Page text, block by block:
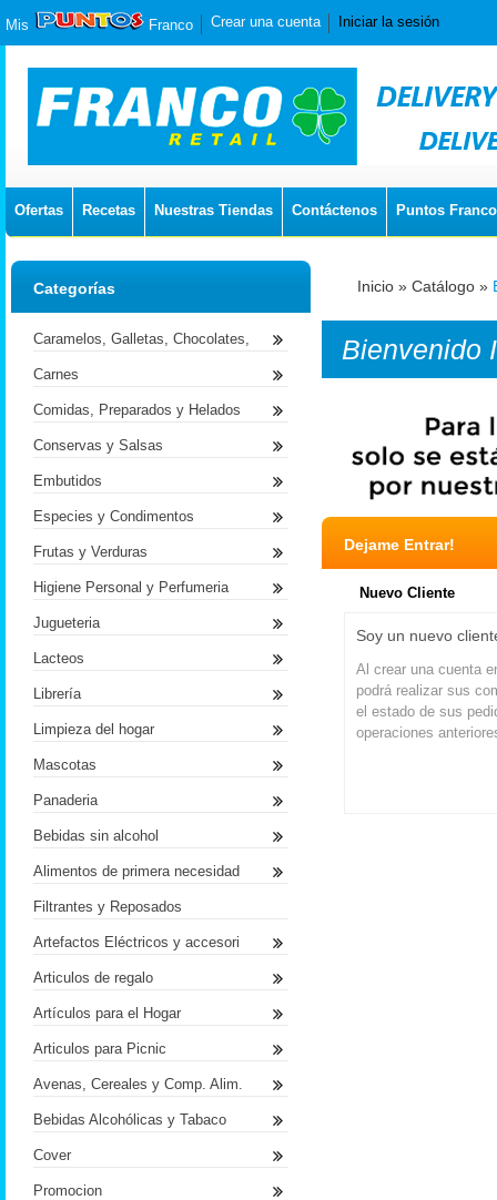
Mis Franco Crear una cuenta Iniciar la sesión
Ofertas Recetas Nuestras Tiendas Contáctenos Puntos Franco
Inicio » Catálogo »
Bienvenido
Dejame Entrar!
Nuevo Cliente
Soy un nuevo
Al crear una cuenta
podrá realizar sus
el estado de sus
operaciones
Categorías
Caramelos, Galletas, Chocolates,
Carnes
Comidas, Preparados y Helados
Conservas y Salsas
Embutidos
Especies y Condimentos
Frutas y Verduras
Higiene Personal y Perfumeria
Jugueteria
Lacteos
Librería
Limpieza del hogar
Mascotas
Panaderia
Bebidas sin alcohol
Alimentos de primera necesidad
Filtrantes y Reposados
Artefactos Eléctricos y accesori
Articulos de regalo
Artículos para el Hogar
Articulos para Picnic
Avenas, Cereales y Comp. Alim.
Bebidas Alcohólicas y Tabaco
Cover
Promocion